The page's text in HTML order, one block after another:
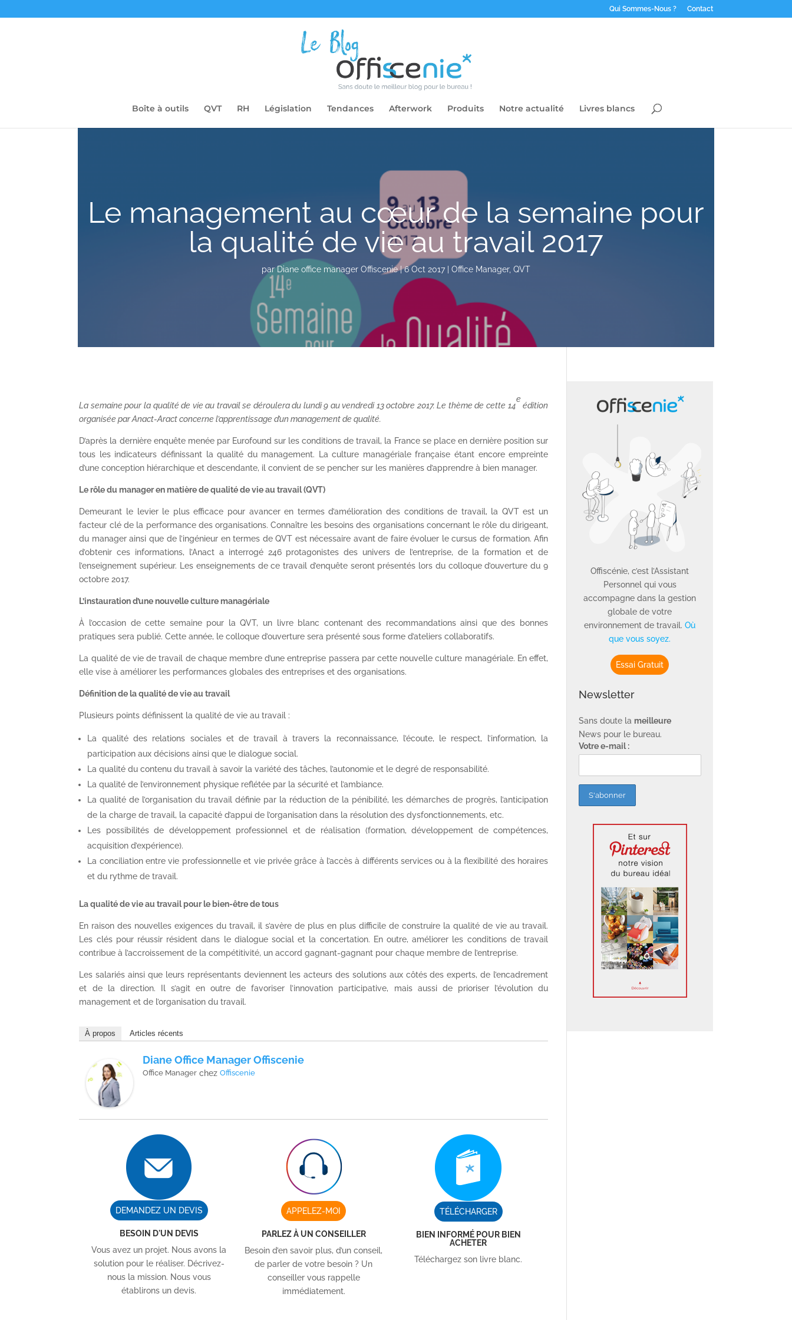
Qui Sommes-Nous ? Contact
Boîte à outils QVT RH Législation Tendances Afterwork Produits Notre actualité Livres blancs
Le management au cœur de la semaine pour
la qualité de vie au travail 2017
parDiane office manager Offiscenie|6 Oct 2017 Office Manager, QVT
La semaine pour la qualité de vie au travail se déroulera du lundi 9 au vendredi 13 octobre 2017. Le thème de cette 14
e
édition
organisée par Anact-Aract concerne l’apprentissage d’un management de qualité.
D’après la dernière enquête menée par Eurofound sur les conditions de travail, la France se place en dernière position sur
tous les indicateurs définissant la qualité du management. La culture managériale française étant encore empreinte
d’une conception hiérarchique et descendante, il convient de se pencher sur les manières d’apprendre à bien manager.
Le rôle du manager en matière de qualité de vie au travail (QVT)
Demeurant le levier le plus efficace pour avancer en termes d’amélioration des conditions de travail, la QVT est un
facteur clé de la performance des organisations. Connaître les besoins des organisations concernant le rôle du dirigeant,
du manager ainsi que de l’ingénieur en termes de QVT est nécessaire avant de faire évoluer le cursus de formation. Afin
d’obtenir ces informations, l’Anact a interrogé 246 protagonistes des univers de l’entreprise, de la formation et de
l’enseignement supérieur. Les enseignements de ce travail d’enquête seront présentés lors du colloque d’ouverture du 9
octobre 2017.
L’instauration d’une nouvelle culture managériale
À l’occasion de cette semaine pour la QVT, un livre blanc contenant des recommandations ainsi que des bonnes
pratiques sera publié. Cette année, le colloque d’ouverture sera présenté sous forme d’ateliers collaboratifs.
La qualité de vie de travail de chaque membre d’une entreprise passera par cette nouvelle culture managériale. En effet,
elle vise à améliorer les performances globales des entreprises et des organisations.
Définition de la qualité de vie au travail
Plusieurs points définissent la qualité de vie au travail :
La qualité des relations sociales et de travail à travers la reconnaissance, l’écoute, le respect, l’information, la
participation aux décisions ainsi que le dialogue social.
La qualité du contenu du travail à savoir la variété des tâches, l’autonomie et le degré de responsabilité.
La qualité de l’environnement physique reflétée par la sécurité et l’ambiance.
La qualité de l’organisation du travail définie par la réduction de la pénibilité, les démarches de progrès, l’anticipation
de la charge de travail, la capacité d’appui de l’organisation dans la résolution des dysfonctionnements, etc.
Les possibilités de développement professionnel et de réalisation (formation, développement de compétences,
acquisition d’expérience).
La conciliation entre vie professionnelle et vie privée grâce à l’accès à différents services ou à la flexibilité des horaires
et du rythme de travail.
La qualité de vie au travail pour le bien-être de tous
En raison des nouvelles exigences du travail, il s’avère de plus en plus difficile de construire la qualité de vie au travail.
Les clés pour réussir résident dans le dialogue social et la concertation. En outre, améliorer les conditions de travail
contribue à l’accroissement de la compétitivité, un accord gagnant-gagnant pour chaque membre de l’entreprise.
Les salariés ainsi que leurs représentants deviennent les acteurs des solutions aux côtés des experts, de l’encadrement
et de la direction. Il s’agit en outre de favoriser l’innovation participative, mais aussi de prioriser l’évolution du
management et de l’organisation du travail.
À propos Articles récents
Diane Office Manager Offiscenie
Office Manager chezOffiscenie
DEMANDEZ UN DEVIS
BESOIN D'UN DEVIS
Vous avez un projet. Nous avons la
solution pour le réaliser. Décrivez-
nous la mission. Nous vous
établirons un devis.
APPELEZ-MOI
PARLEZ À UN CONSEILLER
Besoin d’en savoir plus, d’un conseil,
de parler de votre besoin ? Un
conseiller vous rappelle
immédiatement.
TÉLÉCHARGER
BIEN INFORMÉ POUR BIEN
ACHETER
Téléchargez son livre blanc.
Offiscénie, c’est l’Assistant
Personnel qui vous
accompagne dans la gestion
globale de votre
environnement de travail.Où
que vous soyez.
Essai Gratuit
Newsletter
Sans doute la meilleure
News pour le bureau.
Votre e-mail :